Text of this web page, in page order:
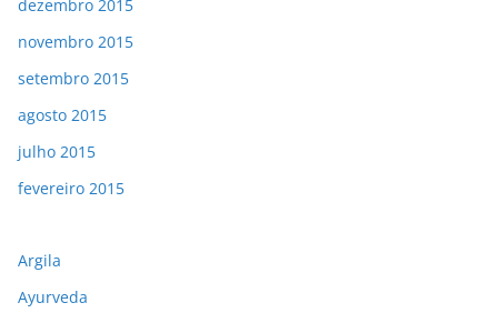
dezembro 2015
novembro 2015
setembro 2015
agosto 2015
julho 2015
fevereiro 2015
Argila
Ayurveda